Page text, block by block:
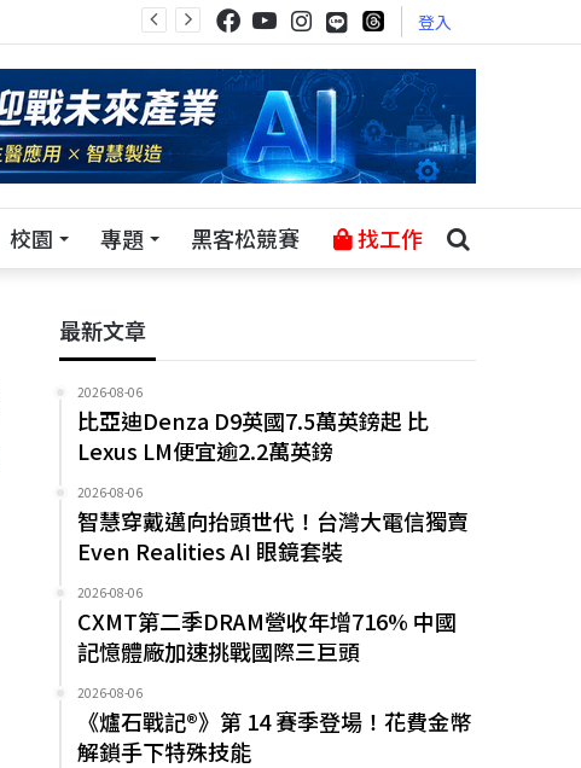
登入
校園 專題 黑客松競賽 找工作
最新文章
2026-08-06
比亞迪Denza D9英國7.5萬英鎊起 比
Lexus LM便宜逾2.2萬英鎊
2026-08-06
智慧穿戴邁向抬頭世代！台灣大電信獨賣
Even Realities AI 眼鏡套裝
2026-08-06
CXMT第二季DRAM營收年增716% 中國
記憶體廠加速挑戰國際三巨頭
2026-08-06
《爐石戰記®》第 14 賽季登場！花費金幣
解鎖手下特殊技能